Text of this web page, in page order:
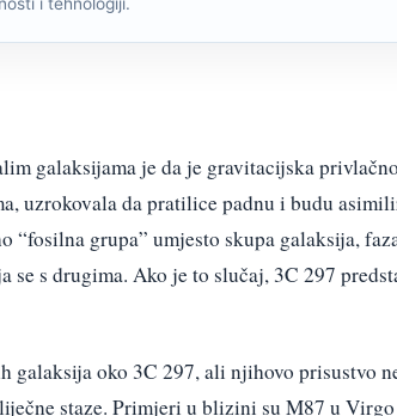
i tehnologiji.
galaksijama je da je gravitacijska
uzrokovala da pratilice padnu i budu
“fosilna grupa” umjesto skupa galaksija,
se s drugima. Ako je to slučaj, 3C 297
oko 3C 297, ali njihovo prisustvo
staze. Primjeri u blizini su M87 u